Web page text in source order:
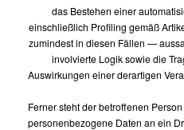
das Bestehen einer
einschließlich Profiling gemäß
zumindest in diesen Fällen —
involvierte Logik sowie die
Auswirkungen einer derartigen
Ferner steht der betroffenen
personenbezogene Daten an ein